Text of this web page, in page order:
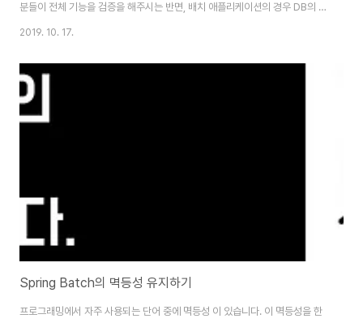
분들이 전체 기능을 검증을 해주시는 반면, 배치 애플리케이션의 경우 DB의 최
종상태라던가 메세징큐의 발행내역 등 개발자들이 직접 확인해주는 것 외에는
다나 개발자가 로컬 환경에서 배치 애플리케이션을 수행하는 것도 많은 수작업
이 필요합니다. 수정/삭제 등의 배치 애플리케이션이라면 한번 수행할때마다
로컬 DB의 데이터를 원복하고 다시 수행하는 작업을 반복해야 합니다. 이러다
보니 당연하게 테스트 코드의 필요성이 많이 강조됩니다. 다행이라면 배치 애
2019. 10. 17.
Spring Batch의 멱등성 유지하기
프로그래밍에서 자주 사용되는 단어 중에 멱등성 이 있습니다. 이 멱등성을 한